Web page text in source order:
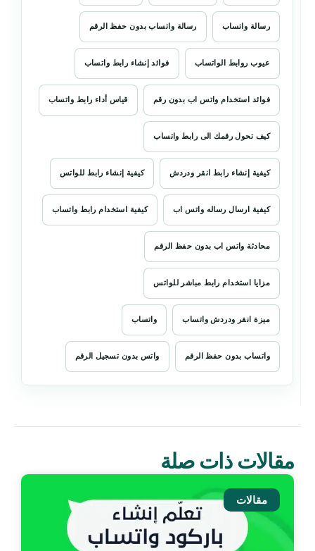
رسالة واتساب رسالة واتساب بدون حفظ الرقم
عيوب روابط الواتساب فوائد إنشاء رابط واتساب
فوائد استخدام واتس اب بدون رقم قياس أداء رابط واتساب
كيف تحول رقمك الى رابط واتساب
كيفية إنشاء رابط انقر ودردش كيفية إنشاء رابط للواتس
كيفية ارسال رساله واتس اب كيفية استخدام رابط واتساب
محادثة واتس اب بدون حفظ الرقم
مزايا استخدام رابط مباشر للواتس
ميزة انقر ودردش واتساب واتساب
واتساب بدون حفظ الرقم واتس بدون تسجيل الرقم
مقالات ذات صلة
مقالات